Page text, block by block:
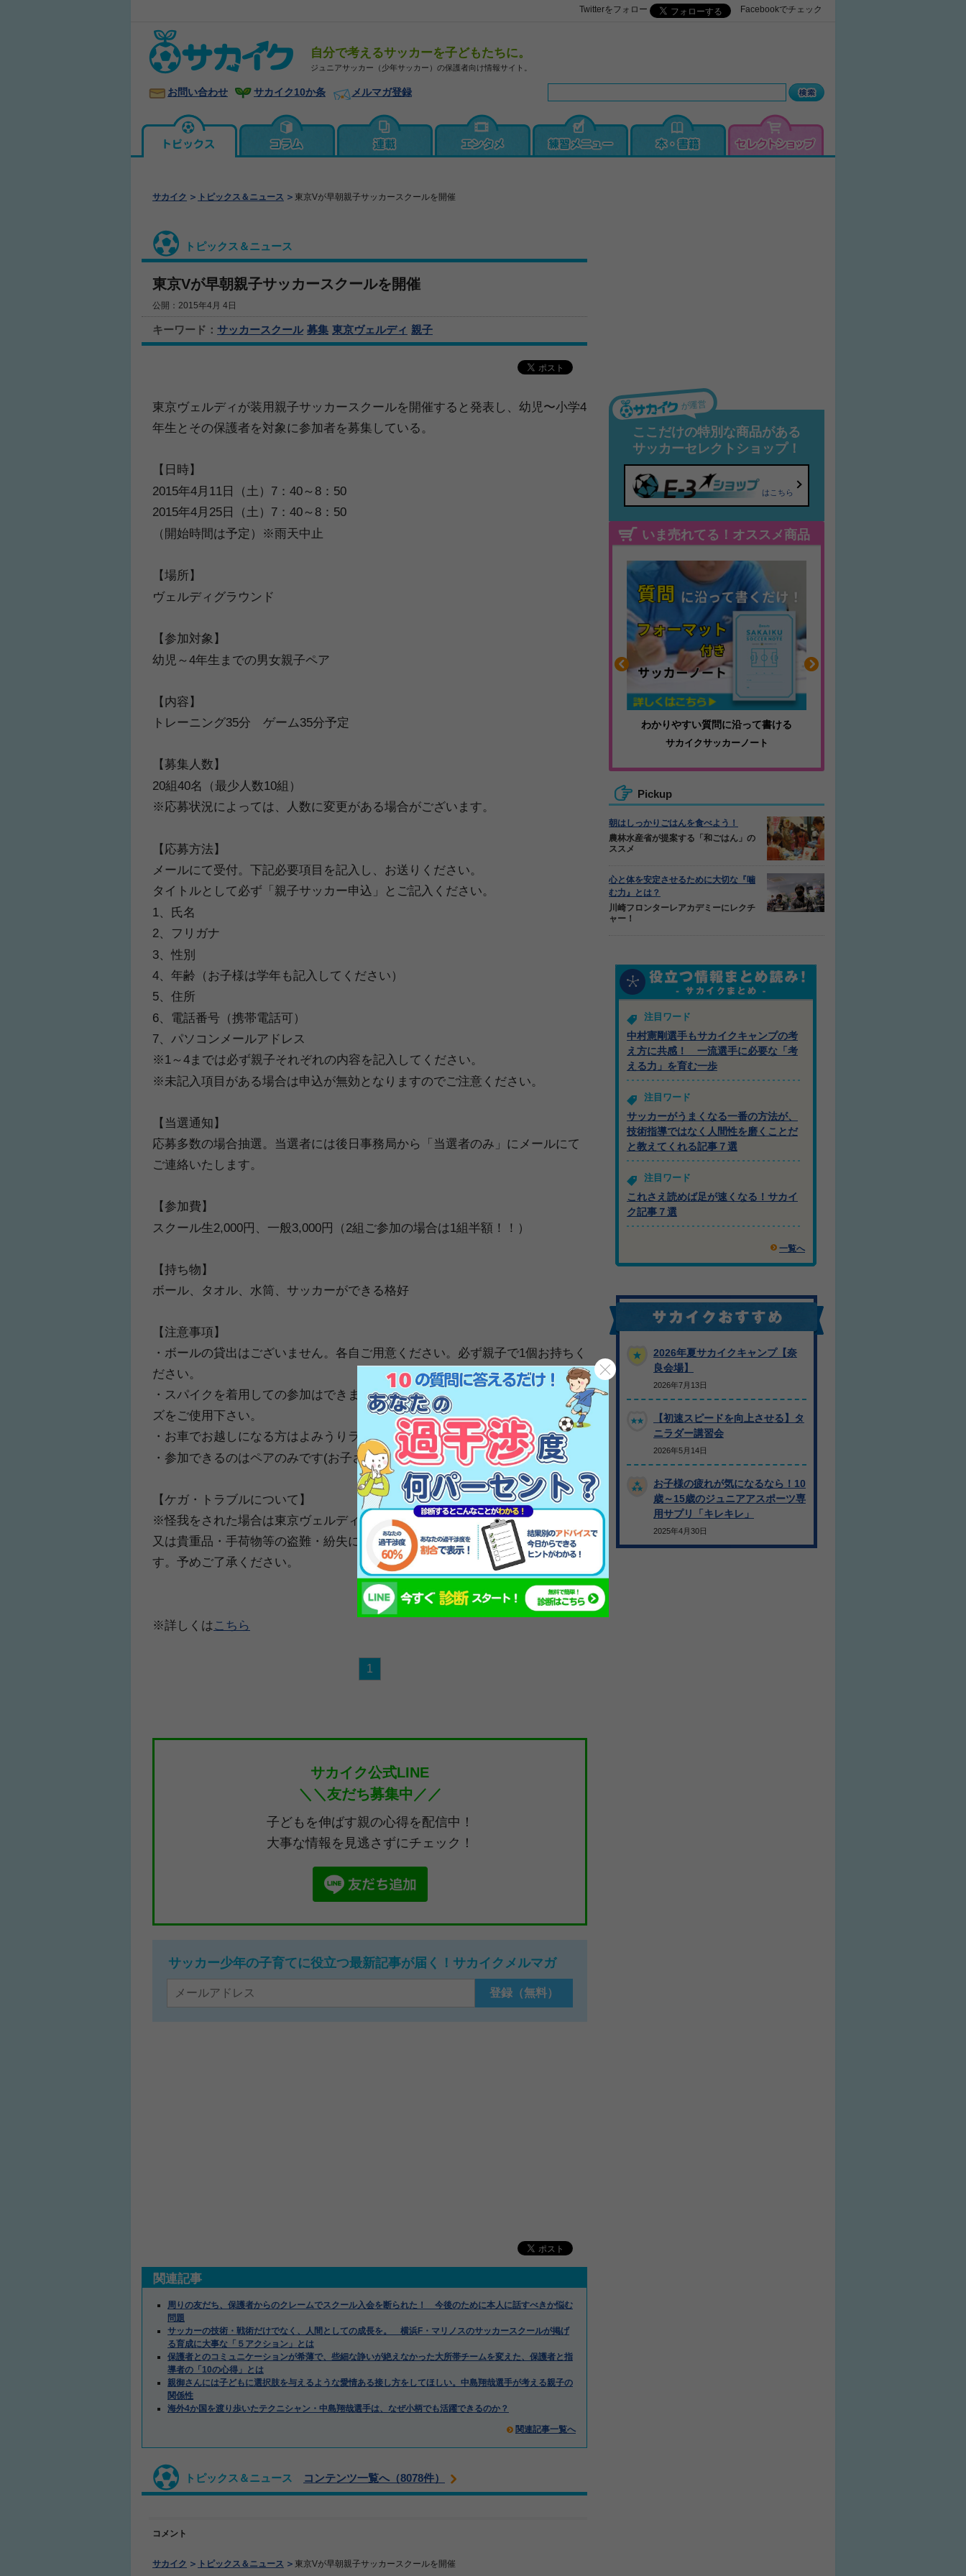
Twitterをフォロー Facebookでチェック
自分で考えるサッカーを子どもたちに。
ジュニアサッカー（少年サッカー）の保護者向け情報サイト。
お問い合わせ サカイク10か条 メルマガ登録
サカイク トピックス＆ニュース 東京Vが早朝親子サッカースクールを開催
トピックス＆ニュース
東京Vが早朝親子サッカースクールを開催
公開：2015年4月 4日
キーワード： サッカースクール 募集 東京ヴェルディ 親子
東京ヴェルディが装用親子サッカースクールを開催すると発表し、幼児〜小学4
年生とその保護者を対象に参加者を募集している。
【日時】
2015年4月11日（土）7：40～8：50
2015年4月25日（土）7：40～8：50
（開始時間は予定）※雨天中止
【場所】
ヴェルディグラウンド
【参加対象】
幼児～4年生までの男女親子ペア
【内容】
トレーニング35分 ゲーム35分予定
【募集人数】
20組40名（最少人数10組）
※応募状況によっては、人数に変更がある場合がございます。
【応募方法】
メールにて受付。下記必要項目を記入し、お送りください。
タイトルとして必ず「親子サッカー申込」とご記入ください。
1、氏名
2、フリガナ
3、性別
4、年齢（お子様は学年も記入してください）
5、住所
6、電話番号（携帯電話可）
7、パソコンメールアドレス
※1～4までは必ず親子それぞれの内容を記入してください。
※未記入項目がある場合は申込が無効となりますのでご注意ください。
【当選通知】
応募多数の場合抽選。当選者には後日事務局から「当選者のみ」にメールにて
ご連絡いたします。
【参加費】
スクール生2,000円、一般3,000円（2組ご参加の場合は1組半額！！）
【持ち物】
ボール、タオル、水筒、サッカーができる格好
【注意事項】
・ボールの貸出はございません。各自ご用意ください。必ず親子で1個お持ちく
ださい。
・スパイクを着用しての参加はできません。運動靴またはトレーニングシュー
ズをご使用下さい。
・お車でお越しになる方はよみうりランド駐車場をご利用ください。
・参加できるのはペアのみです(お子さまのみの参加も不可)。
【ケガ・トラブルについて】
※怪我をされた場合は東京ヴェルディ本部スクールでの保険対応となります。
又は貴重品・手荷物等の盗難・紛失につきましては、一切責任を負いかねま
す。予めご了承ください。
※詳しくはこちら
1
サカイク公式LINE
＼＼友だち募集中／／
子どもを伸ばす親の心得を配信中！
大事な情報を見逃さずにチェック！
サッカー少年の子育てに役立つ最新記事が届く！サカイクメルマガ
関連記事
周りの友だち、保護者からのクレームでスクール入会を断られた！ 今後のために本人に話すべきか悩む
問題
サッカーの技術・戦術だけでなく、人間としての成長を。 横浜F・マリノスのサッカースクールが掲げ
る育成に大事な「５アクション」とは
保護者とのコミュニケーションが希薄で、些細な諍いが絶えなかった大所帯チームを変えた、保護者と指
導者の「10の心得」とは
親御さんには子どもに選択肢を与えるような愛情ある接し方をしてほしい。中島翔哉選手が考える親子の
関係性
海外4か国を渡り歩いたテクニシャン・中島翔哉選手は、なぜ小柄でも活躍できるのか？
関連記事一覧へ
トピックス＆ニュース コンテンツ一覧へ（8078件）
コメント
サカイク トピックス＆ニュース 東京Vが早朝親子サッカースクールを開催
が運営
ここだけの特別な商品がある
サッカーセレクトショップ！
はこちら
いま売れてる！オススメ商品
ふくらはぎの張りや疲れに わかりやすい質問に沿って書ける
サカイクサッカーノート
Pickup
朝はしっかりごはんを食べよう！
農林水産省が提案する「和ごはん」の
ススメ
心と体を安定させるために大切な『噛
む力』とは？
川崎フロンターレアカデミーにレクチ
ャー！
注目ワード
中村憲剛選手もサカイクキャンプの考
え方に共感！ 一流選手に必要な「考
える力」を育む一歩
注目ワード
サッカーがうまくなる一番の方法が、
技術指導ではなく人間性を磨くことだ
と教えてくれる記事７選
注目ワード
これさえ読めば足が速くなる！サカイ
ク記事７選
一覧へ
2026年夏サカイクキャンプ【奈
良会場】
2026年7月13日
【初速スピードを向上させる】タ
ニラダー講習会
2026年5月14日
お子様の疲れが気になるなら！10
歳～15歳のジュニアアスポーツ専
用サプリ「キレキレ」
2025年4月30日